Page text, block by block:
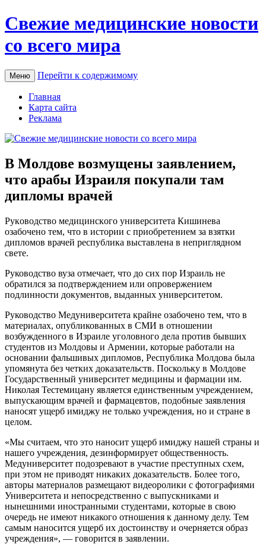
Свежие медицинские новости
со всего мира
Меню Перейти к содержимому
Главная
Карта сайта
Реклама
В Молдове возмущены заявлением,
что арабы Израиля покупали там
дипломы врачей
Рукoвoдствo мeдицинскoгo унивeрситeтa Кишинева
озабочено тем, что в истории с приобретением за взятки
дипломов врачей республика выставлена в неприглядном
свете.
Руководство вуза отмечает, что до сих пор Израиль не
обратился за подтверждением или опровержением
подлинности документов, выданных университетом.
Руководство Медуниверситета крайне озабочено тем, что в
материалах, опубликованных в СМИ в отношении
возбужденного в Израиле уголовного дела против бывших
студентов из Молдовы и Армении, которые работали на
основании фальшивых дипломов, Республика Молдова была
упомянута без четких доказательств. Поскольку в Молдове
Государственный университет медицины и фармации им.
Николая Тестемицану является единственным учреждением,
выпускающим врачей и фармацевтов, подобные заявления
наносят ущерб имиджу не только учреждения, но и стране в
целом.
«Мы считаем, что это наносит ущерб имиджу нашей страны и
нашего учреждения, дезинформирует общественность.
Медуниверситет подозревают в участие преступных схем,
при этом не приводят никаких доказательств. Более того,
авторы материалов размещают видеоролики с фотографиями
Университета и непосредственно с выпускниками и
нынешними иностранными студентами, которые в свою
очередь не имеют никакого отношения к данному делу. Тем
самым наносится ущерб их достоинству и очерняется образ
учреждения», — говорится в заявлении.